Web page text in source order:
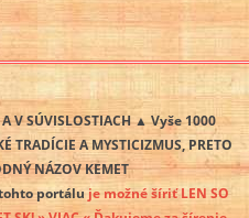
A V SÚVISLOSTIACH ▲ Vyše 1000
A MYSTICIZMUS, PRETO
NÁZOV KEMET
portálu je možné šíriť LEN SO